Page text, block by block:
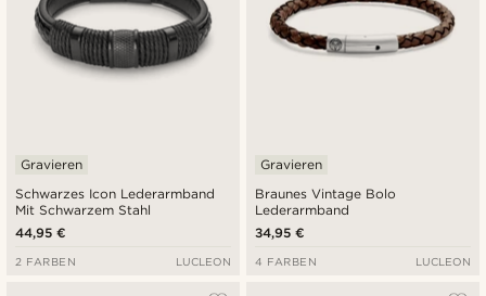
Schwarzes Icon Lederarmband
Mit Schwarzem Stahl
Gravieren
44,95 €
2 FARBEN LUCLEON
Braunes Vintage Bolo
Lederarmband
Gravieren
34,95 €
4 FARBEN LUCLEON